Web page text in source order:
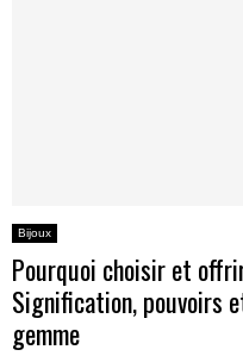
Bijoux
Pourquoi choisir et
Signification, pouvoirs
gemme